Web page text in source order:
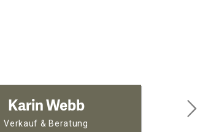
Karin Webb
Verkauf & Beratung